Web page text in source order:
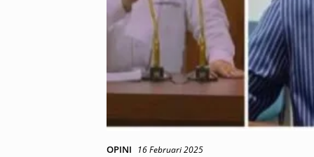
OPINI 16 Februari 2025